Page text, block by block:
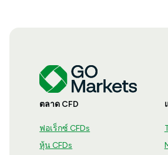
ตลาด CFD
ฟอเร็กซ์ CFDs
หุ้น CFDs